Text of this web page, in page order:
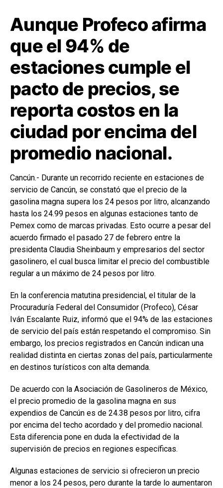
Aunque Profeco afirma
que el 94% de
estaciones cumple el
pacto de precios, se
reporta costos en la
ciudad por encima del
promedio nacional.
Cancún.- Durante un recorrido reciente en estaciones de
servicio de Cancún, se constató que el precio de la
gasolina magna supera los 24 pesos por litro, alcanzando
hasta los 24.99 pesos en algunas estaciones tanto de
Pemex como de marcas privadas. Esto ocurre a pesar del
acuerdo firmado el pasado 27 de febrero entre la
presidenta Claudia Sheinbaum y empresarios del sector
gasolinero, el cual busca limitar el precio del combustible
regular a un máximo de 24 pesos por litro.
En la conferencia matutina presidencial, el titular de la
Procuraduría Federal del Consumidor (Profeco), César
Iván Escalante Ruiz, informó que el 94% de las estaciones
de servicio del país están respetando el compromiso. Sin
embargo, los precios registrados en Cancún indican una
realidad distinta en ciertas zonas del país, particularmente
en destinos turísticos con alta demanda.
De acuerdo con la Asociación de Gasolineros de México,
el precio promedio de la gasolina magna en sus
expendios de Cancún es de 24.38 pesos por litro, cifra
por encima del techo acordado y del promedio nacional.
Esta diferencia pone en duda la efectividad de la
supervisión de precios en regiones específicas.
Algunas estaciones de servicio si ofrecieron un precio
menor a los 24 pesos, pero durante la tarde lo aumentaron